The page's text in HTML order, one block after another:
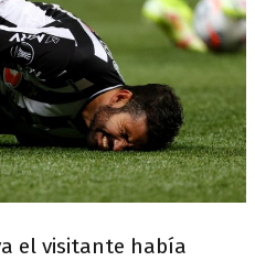
el visitante había